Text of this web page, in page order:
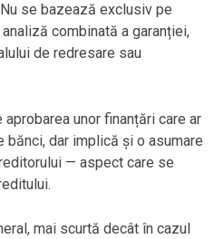
se bazează exclusiv pe
combinată a garanției,
de redresare sau
unor finanțări care ar
dar implică și o asumare
— aspect care se
mai scurtă decât în cazul